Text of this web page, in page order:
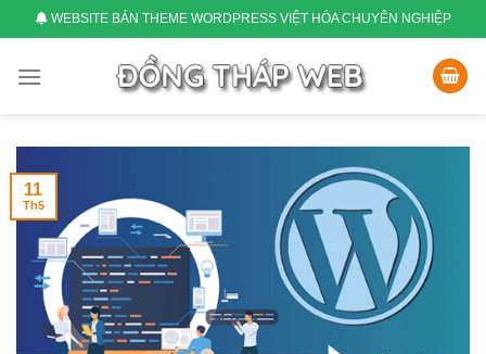
to
content
WEBSITE BÁN THEME WORDPRESS VIỆT HÓA CHUYÊN NGHIỆP
11
Th5